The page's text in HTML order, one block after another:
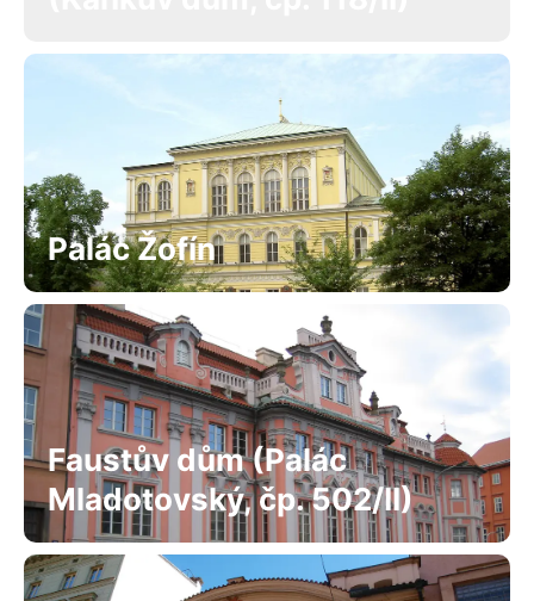
Palác Žofín
Faustův dům (Palác
Mladotovský, čp. 502/II)